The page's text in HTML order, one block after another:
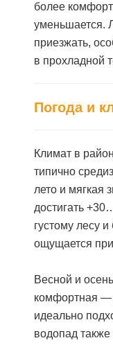
более
уменьшается.
приезжать,
в прохладной
Погода и
Климат в
типично
лето и мягкая
достигать
густому лесу
ощущается
Весной и
комфортная —
идеально
водопад